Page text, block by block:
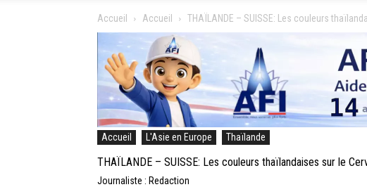
Accueil Accueil THAÏLANDE – SUISSE: Les couleurs
Accueil L'Asie en Europe Thaïlande
THAÏLANDE – SUISSE: Les couleurs thaïlandaises sur le
Journaliste : Redaction